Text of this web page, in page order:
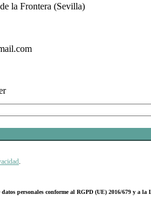
la Frontera (Sevilla)
personales conforme al RGPD (UE) 2016/679 y a la